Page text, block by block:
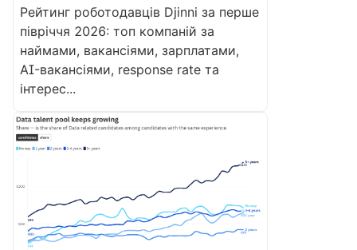
Рейтинг роботодавців Djinni за перше
півріччя 2026: топ компаній за
наймами, вакансіями, зарплатами,
AI-вакансіями, response rate та
інтерес...